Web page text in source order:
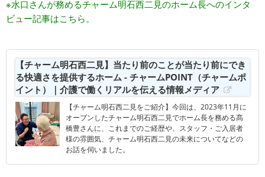
※水口さんが務めるチャーム明石西二見のホーム長へのインタ
ビュー記事はこちら。
【チャーム明石西二見】当たり前のことが当たり前にでき
る快適さを提供するホーム - チャームPOINT（チャームポ
イント）｜介護で働くリアルを伝える情報メディア
【チャーム明石西二見をご紹介】今回は、2023年11月に
オープンしたチャーム明石西二見でホーム長を務める髙
橋豊さんに、これまでのご経歴や、スタッフ・ご入居者
様の雰囲気、チャーム明石西二見の未来についてなどの
お話を伺いました。